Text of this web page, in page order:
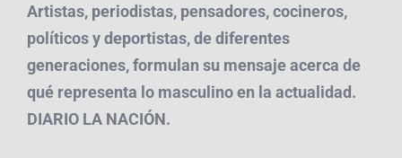
Artistas, periodistas, pensadores, cocineros,
políticos y deportistas, de diferentes
generaciones, formulan su mensaje acerca de
qué representa lo masculino en la actualidad.
DIARIO LA NACIÓN.